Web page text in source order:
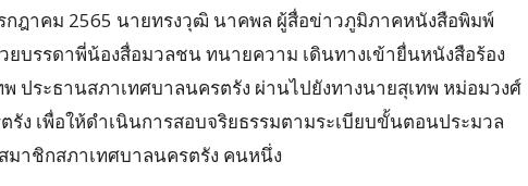
รกฎาคม 2565 นายทรงวุฒิ นาคพล ผู้สื่อข่าวภูมิภาคหนังสือพิมพ์
ยบรรดาพี่น้องสื่อมวลชน ทนายความ เดินทางเข้ายื่นหนังสือร้อง
พ ประธานสภาเทศบาลนครตรัง ผ่านไปยังทางนายสุเทพ หม่อมวงศ์
รัง เพื่อให้ดำเนินการสอบจริยธรรมตามระเบียบขั้นตอนประมวล
มาชิกสภาเทศบาลนครตรัง คนหนึ่ง